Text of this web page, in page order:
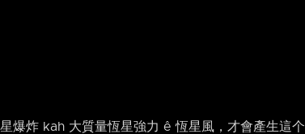
爆炸 kah 大質量恆星強力 ê 恆星風，才會產生這